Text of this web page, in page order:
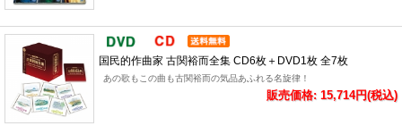
国民的作曲家 古関裕而全集 CD6枚＋DVD1枚 全7枚
あの歌もこの曲も古関裕而の気品あふれる名旋律！
販売価格: 15,714円(税込)